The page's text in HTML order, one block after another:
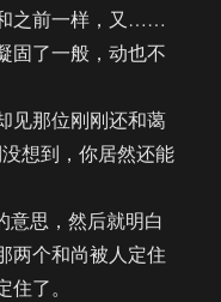
之前一样，又……
固了一般，动也不
那位刚刚还和蔼
想到，你居然还能
思，然后就明白
两个和尚被人定住
了。